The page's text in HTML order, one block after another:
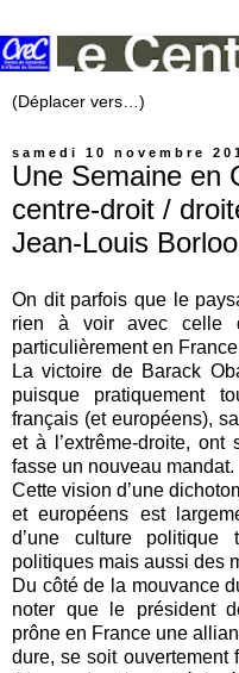
samedi 10 novembre
Une Semaine en
centre-droit /
Jean-Louis
On dit parfois que le
rien à voir avec celle
particulièrement en
La victoire de Barack
puisque pratiquement
français (et européens),
et à l’extrême-droite, ont
fasse un nouveau mandat.
Cette vision d’une
et européens est
d’une culture
politiques mais aussi des
Du côté de la mouvance
noter que le président
prône en France une
dure, se soit